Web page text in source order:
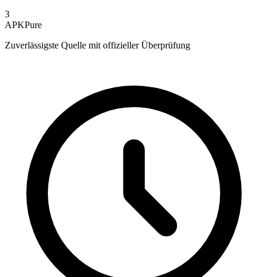
3
APKPure
Zuverlässigste Quelle mit offizieller Überprüfung